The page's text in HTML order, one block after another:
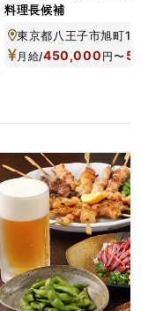
料理長候補
月給/450,000 円〜